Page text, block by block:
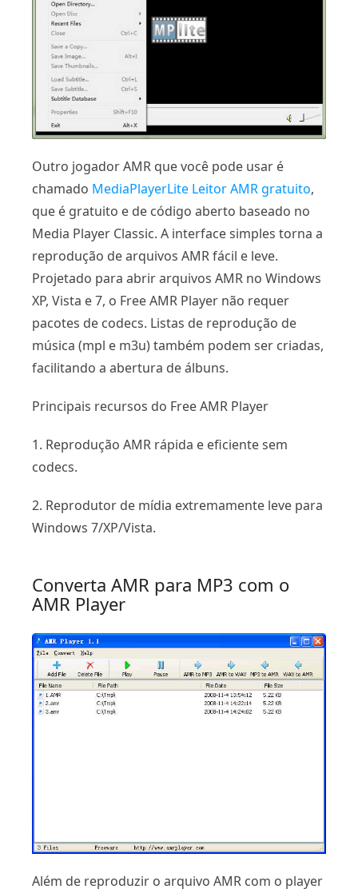
Outro jogador AMR que você pode usar é
chamado MediaPlayerLite Leitor AMR gratuito,
que é gratuito e de código aberto baseado no
Media Player Classic. A interface simples torna a
reprodução de arquivos AMR fácil e leve.
Projetado para abrir arquivos AMR no Windows
XP, Vista e 7, o Free AMR Player não requer
pacotes de codecs. Listas de reprodução de
música (mpl e m3u) também podem ser criadas,
facilitando a abertura de álbuns.
Principais recursos do Free AMR Player
1. Reprodução AMR rápida e eficiente sem
codecs.
2. Reprodutor de mídia extremamente leve para
Windows 7/XP/Vista.
Converta AMR para MP3 com o
AMR Player
Além de reproduzir o arquivo AMR com o player